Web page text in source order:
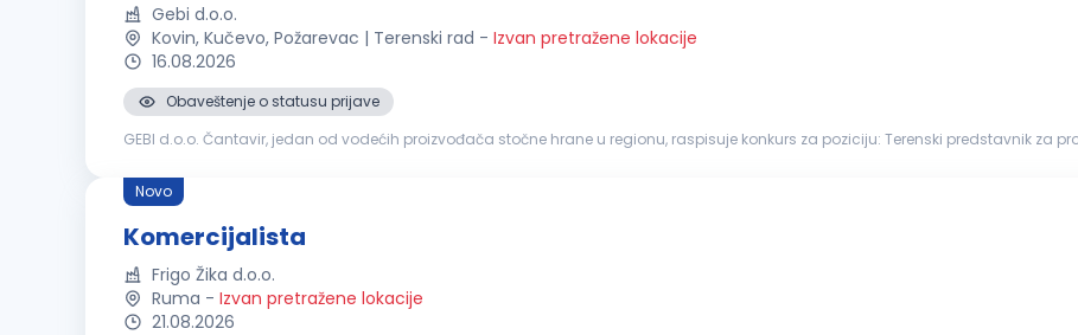
Gebi d.o.o.
Kovin, Kučevo, Požarevac | Terenski rad - Izvan pretražene lokacije
16.08.2026
Obaveštenje o statusu prijave
GEBI d.o.o. Čantavir, jedan od vodećih proizvođača stočne hrane u regionu, raspisuje konkurs za poziciju: Terenski predstavnik za
Novo
Komercijalista
Frigo Žika d.o.o.
Ruma - Izvan pretražene lokacije
21.08.2026